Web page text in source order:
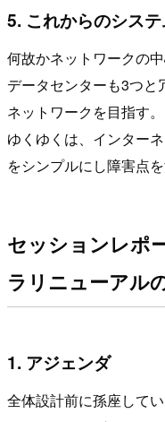
5. これからのシス
何故かネットワークの
データセンターも3つ
ネットワークを目指す。
ゆくゆくは、インター
をシンプルにし障害点
セッションレポ
ラリニューアル
1. アジェンダ
全体設計前に孫座して